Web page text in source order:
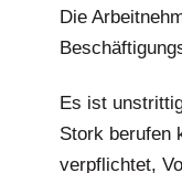
Die
Es ist
Stork berufen
verpflichtet,